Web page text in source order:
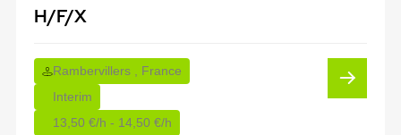
H/F/X
Rambervillers , France
Interim
13,50 €/h - 14,50 €/h